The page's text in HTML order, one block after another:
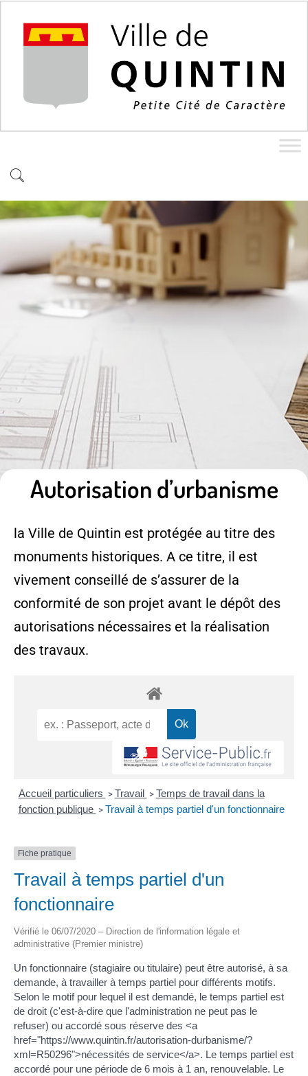
Autorisation d’urbanisme
la Ville de Quintin est protégée au titre des
monuments historiques. A ce titre, il est
vivement conseillé de s’assurer de la
conformité de son projet avant le dépôt des
autorisations nécessaires et la réalisation
des travaux.
Accueil particuliers > Travail > Temps de travail dans la
fonction publique > Travail à temps partiel d'un fonctionnaire
Fiche pratique
Travail à temps partiel d'un
fonctionnaire
Vérifié le 06/07/2020 – Direction de l'information légale et
administrative (Premier ministre)
Un fonctionnaire (stagiaire ou titulaire) peut être autorisé, à sa
demande, à travailler à temps partiel pour différents motifs.
Selon le motif pour lequel il est demandé, le temps partiel est
de droit (c'est-à-dire que l'administration ne peut pas le
refuser) ou accordé sous réserve des <a
href="https://www.quintin.fr/autorisation-durbanisme/?
xml=R50296">nécessités de service</a>. Le temps partiel est
accordé pour une période de 6 mois à 1 an, renouvelable. Le